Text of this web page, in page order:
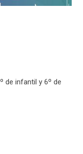
de infantil y 6º de